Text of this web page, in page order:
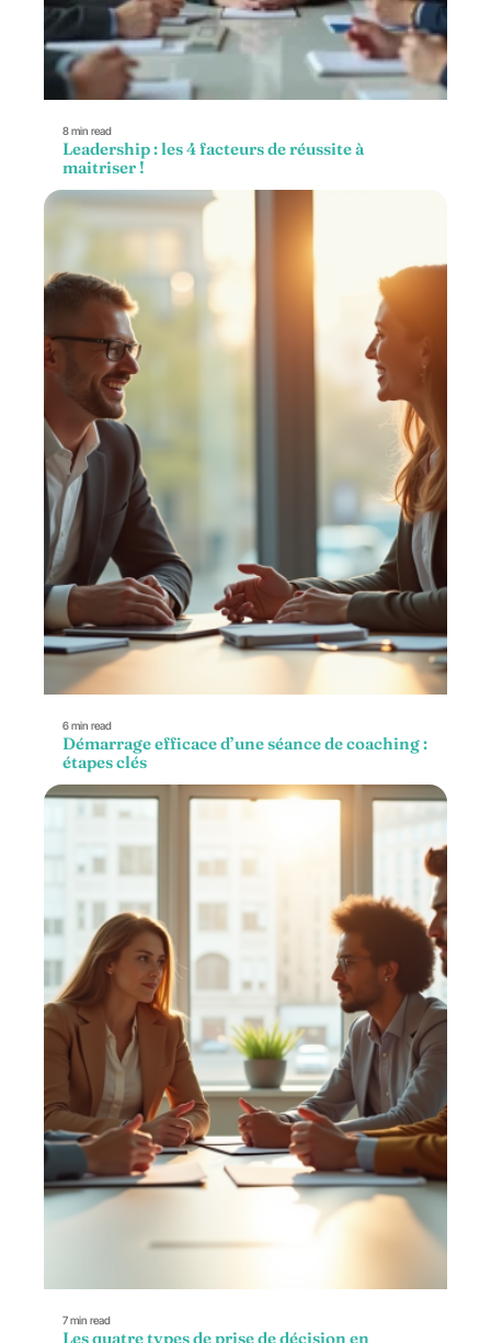
8 min read
Leadership : les 4 facteurs de réussite à
maitriser !
6 min read
Démarrage efficace d’une séance de coaching :
étapes clés
7 min read
Les quatre types de prise de décision en